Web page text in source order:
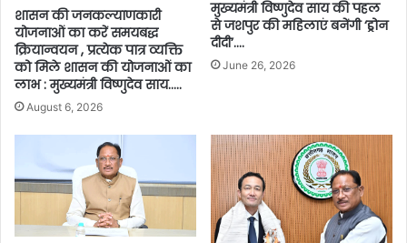
शासन की जनकल्याणकारी
योजनाओं का करें समयबद्ध
क्रियान्वयन , प्रत्येक पात्र व्यक्ति
को मिले शासन की योजनाओं का
लाभ : मुख्यमंत्री विष्णुदेव साय…..
August 6, 2026
मुख्यमंत्री विष्णुदेव साय की पहल
से जशपुर की महिलाएं बनेंगी ‘ड्रोन
दीदी’….
June 26, 2026